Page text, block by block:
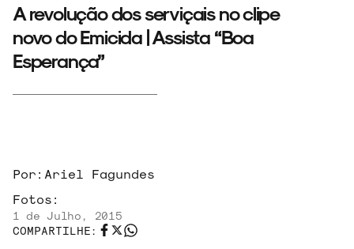
ARQUIVO
ESPECIAIS
A revolução dos serviçais no clipe
novo do Emicida | Assista “Boa
Esperança”
Por: Ariel Fagundes
Fotos:
1 de Julho, 2015
COMPARTILHE: